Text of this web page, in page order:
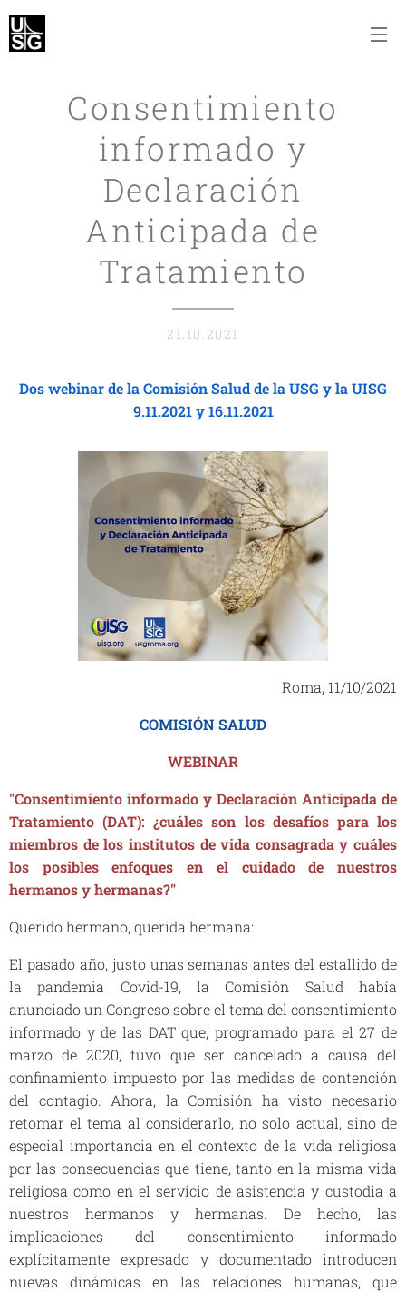
Consentimiento
informado y
Declaración
Anticipada de
Tratamiento
21.10.2021
Dos webinar de la Comisión Salud de la USG y la UISG
9.11.2021 y 16.11.2021
Roma, 11/10/2021
COMISIÓN SALUD
WEBINAR
"Consentimiento informado y Declaración Anticipada de
Tratamiento (DAT): ¿cuáles son los desafíos para los
miembros de los institutos de vida consagrada y cuáles
los posibles enfoques en el cuidado de nuestros
hermanos y hermanas?"
Querido hermano, querida hermana:
El pasado año, justo unas semanas antes del estallido de
la pandemia Covid-19, la Comisión Salud había
anunciado un Congreso sobre el tema del consentimiento
informado y de las DAT que, programado para el 27 de
marzo de 2020, tuvo que ser cancelado a causa del
confinamiento impuesto por las medidas de contención
del contagio. Ahora, la Comisión ha visto necesario
retomar el tema al considerarlo, no solo actual, sino de
especial importancia en el contexto de la vida religiosa
por las consecuencias que tiene, tanto en la misma vida
religiosa como en el servicio de asistencia y custodia a
nuestros hermanos y hermanas. De hecho, las
implicaciones del consentimiento informado
explícitamente expresado y documentado introducen
nuevas dinámicas en las relaciones humanas, que